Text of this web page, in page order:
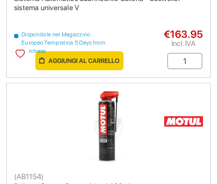
sistema universale V
Disponibile nel Magazzino
Europeo Tempistica 5 Days from
purchase
€163.95
Incl. IVA
AGGIUNGI AL CARRELLO
(AB1154)